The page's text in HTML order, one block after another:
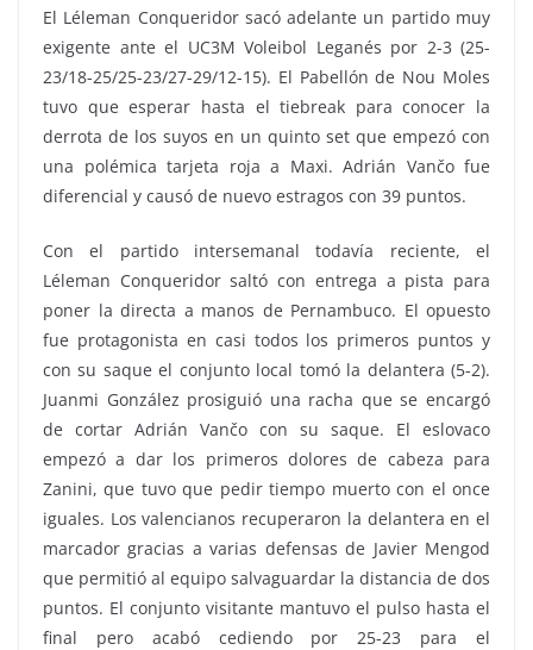
El Léleman Conqueridor sacó adelante un partido muy
exigente ante el UC3M Voleibol Leganés por 2-3 (25-
23/18-25/25-23/27-29/12-15). El Pabellón de Nou Moles
tuvo que esperar hasta el tiebreak para conocer la
derrota de los suyos en un quinto set que empezó con
una polémica tarjeta roja a Maxi. Adrián Vančo fue
diferencial y causó de nuevo estragos con 39 puntos.
Con el partido intersemanal todavía reciente, el
Léleman Conqueridor saltó con entrega a pista para
poner la directa a manos de Pernambuco. El opuesto
fue protagonista en casi todos los primeros puntos y
con su saque el conjunto local tomó la delantera (5-2).
Juanmi González prosiguió una racha que se encargó
de cortar Adrián Vančo con su saque. El eslovaco
empezó a dar los primeros dolores de cabeza para
Zanini, que tuvo que pedir tiempo muerto con el once
iguales. Los valencianos recuperaron la delantera en el
marcador gracias a varias defensas de Javier Mengod
que permitió al equipo salvaguardar la distancia de dos
puntos. El conjunto visitante mantuvo el pulso hasta el
final pero acabó cediendo por 25-23 para el